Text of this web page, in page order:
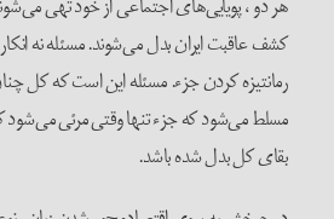
کشف عاقبت ایران بدل می‌شوند. مسئله نه
رمانتیزه کردن جزء. مسئله این است که کل
مسلط می‌شود که جزء تنها وقتی مرئی
بقای کل بدل شده باشد.